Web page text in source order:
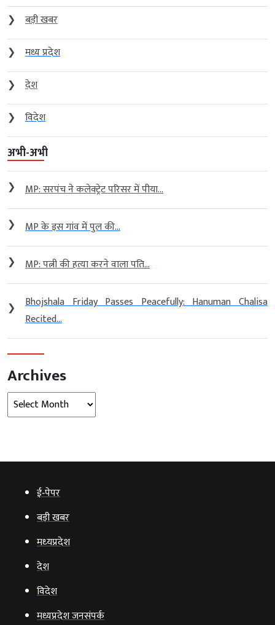
❯
बड़ी खबर
❯
मध्य प्रदेश
❯
देश
❯
विदेश
अभी-अभी
❯ MP: सरपंच ने कलेक्ट्रेट परिसर में पीया...
❯ MP के इस गांव में पुल की...
❯ MP: पत्नी की हत्या करने वाला पति...
❯
Bhojshala Friday Passes Peacefully: Hanuman Chalisa
Recited...
Archives
Archives
ई‑पेपर
बड़ी खबर
मध्‍यप्रदेश
देश
विदेश
मध्यप्रदेश जनसंपर्क